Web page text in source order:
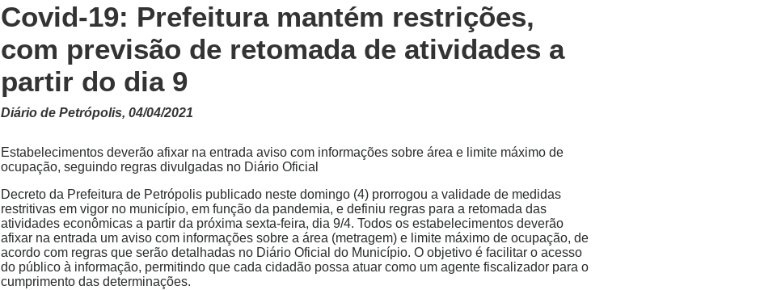
Covid-19: Prefeitura mantém restrições,
com previsão de retomada de atividades a
partir do dia 9
Diário de Petrópolis, 04/04/2021
Estabelecimentos deverão afixar na entrada aviso com informações sobre área e limite máximo de
ocupação, seguindo regras divulgadas no Diário Oficial
Decreto da Prefeitura de Petrópolis publicado neste domingo (4) prorrogou a validade de medidas
restritivas em vigor no município, em função da pandemia, e definiu regras para a retomada das
atividades econômicas a partir da próxima sexta-feira, dia 9/4. Todos os estabelecimentos deverão
afixar na entrada um aviso com informações sobre a área (metragem) e limite máximo de ocupação, de
acordo com regras que serão detalhadas no Diário Oficial do Município. O objetivo é facilitar o acesso
do público à informação, permitindo que cada cidadão possa atuar como um agente fiscalizador para o
cumprimento das determinações.